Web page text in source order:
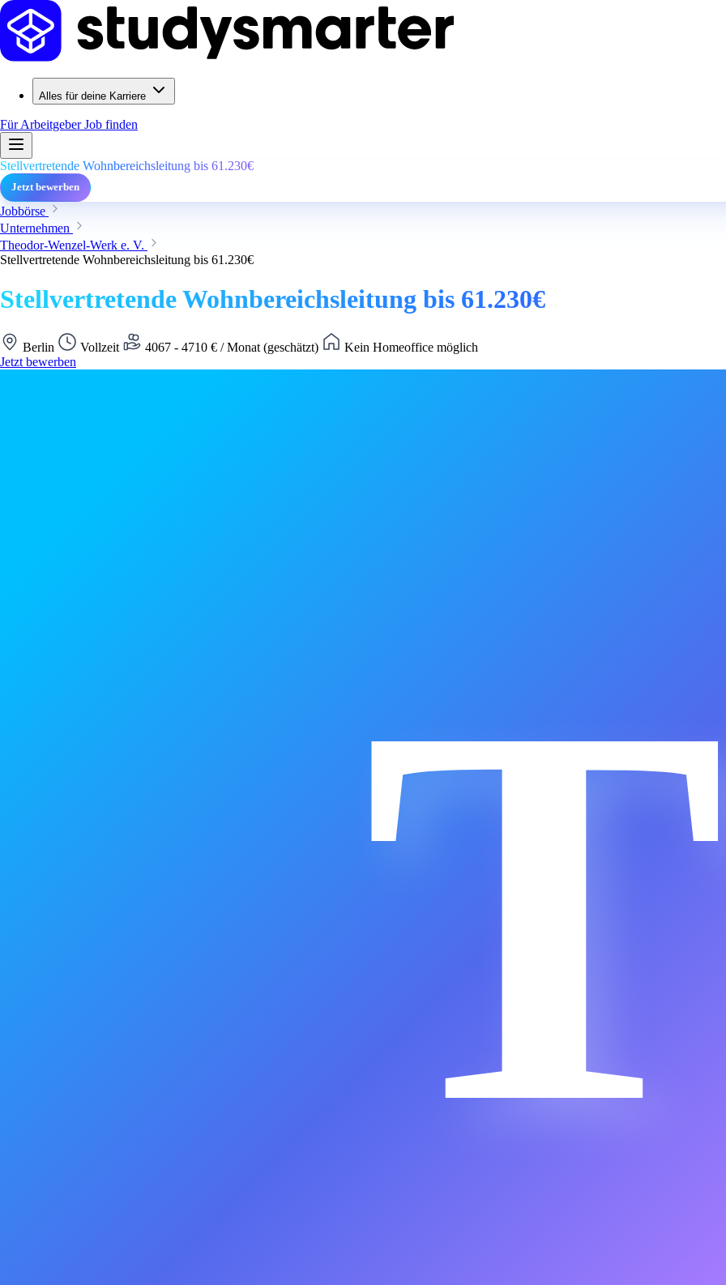
Alles für deine Karriere
Für ArbeitgeberJob finden
Stellvertretende Wohnbereichsleitung bis 61.230€
Jetzt bewerben
Jobbörse
Unternehmen
Theodor-Wenzel-Werk e. V.
Stellvertretende Wohnbereichsleitung bis 61.230€
Stellvertretende Wohnbereichsleitung bis 61.230€
Berlin Vollzeit 4067 - 4710 € / Monat (geschätzt)
Kein Homeoffice möglich
Jetzt bewerben
T